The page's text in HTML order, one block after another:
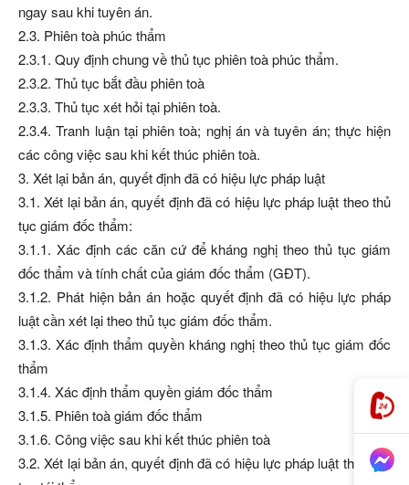
ngay sau khi tuyên án.
2.3. Phiên toà phúc thẩm
2.3.1. Quy định chung về thủ tục phiên toà phúc thẩm.
2.3.2. Thủ tục bắt đầu phiên toà
2.3.3. Thủ tục xét hỏi tại phiên toà.
2.3.4. Tranh luận tại phiên toà; nghị án và tuyên án; thực hiện
các công việc sau khi kết thúc phiên toà.
3. Xét lại bản án, quyết định đã có hiệu lực pháp luật
3.1. Xét lại bản án, quyết định đã có hiệu lực pháp luật theo thủ
tục giám đốc thẩm:
3.1.1. Xác định các căn cứ để kháng nghị theo thủ tục giám
đốc thẩm và tính chất của giám đốc thẩm (GĐT).
3.1.2. Phát hiện bản án hoặc quyết định đã có hiệu lực pháp
luật cần xét lại theo thủ tục giám đốc thẩm.
3.1.3. Xác định thẩm quyền kháng nghị theo thủ tục giám đốc
thẩm
3.1.4. Xác định thẩm quyền giám đốc thẩm
3.1.5. Phiên toà giám đốc thẩm
3.1.6. Công việc sau khi kết thúc phiên toà
3.2. Xét lại bản án, quyết định đã có hiệu lực pháp luật theo thủ